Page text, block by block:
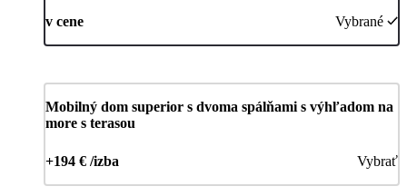
v cene Vybrané
Mobilný dom superior s dvoma spálňami s výhľadom na
more s terasou
+194 € /izba Vybrať